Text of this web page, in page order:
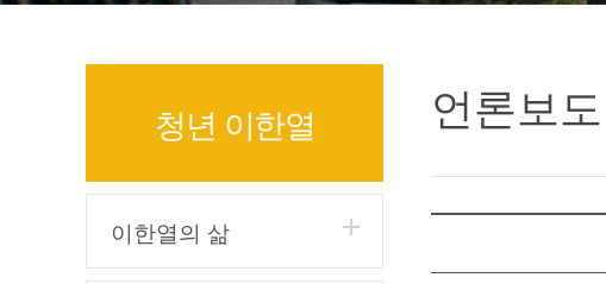
청년 이한열
이한열의 삶
언론보도